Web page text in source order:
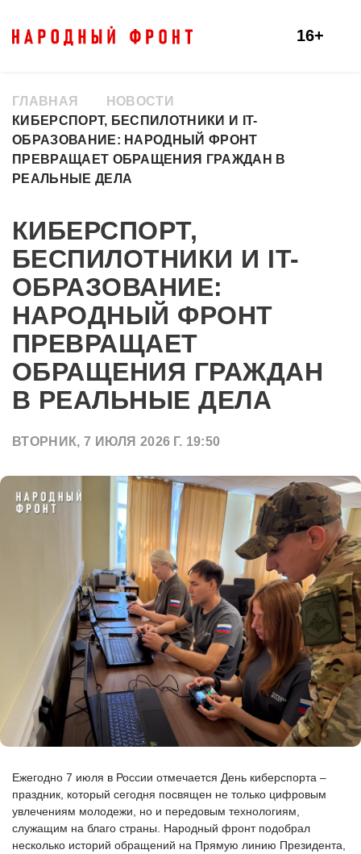
16+
ГЛАВНАЯ
НОВОСТИ
КИБЕРСПОРТ, БЕСПИЛОТНИКИ И IT-
ОБРАЗОВАНИЕ: НАРОДНЫЙ ФРОНТ
ПРЕВРАЩАЕТ ОБРАЩЕНИЯ ГРАЖДАН В
РЕАЛЬНЫЕ ДЕЛА
КИБЕРСПОРТ,
БЕСПИЛОТНИКИ И IT-
ОБРАЗОВАНИЕ:
НАРОДНЫЙ ФРОНТ
ПРЕВРАЩАЕТ
ОБРАЩЕНИЯ ГРАЖДАН
В РЕАЛЬНЫЕ ДЕЛА
ВТОРНИК, 7 ИЮЛЯ 2026 Г. 19:50
Ежегодно 7 июля в России отмечается День киберспорта –
праздник, который сегодня посвящен не только цифровым
увлечениям молодежи, но и передовым технологиям,
служащим на благо страны. Народный фронт подобрал
несколько историй обращений на Прямую линию Президента,